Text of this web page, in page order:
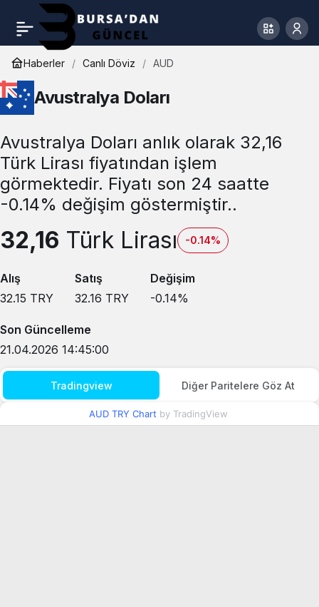
Haberler Canlı Döviz AUD
Avustralya Doları
Avustralya Doları anlık olarak 32,16
Türk Lirası fiyatından işlem
görmektedir. Fiyatı son 24 saatte
-0.14% değişim göstermiştir..
32,16 Türk Lirası -0.14%
Alış
32.15 TRY
Satış
32.16 TRY
Değişim
-0.14%
Son Güncelleme
21.04.2026 14:45:00
Tradingview Diğer Paritelere Göz At
AUD TRY Chart by TradingView